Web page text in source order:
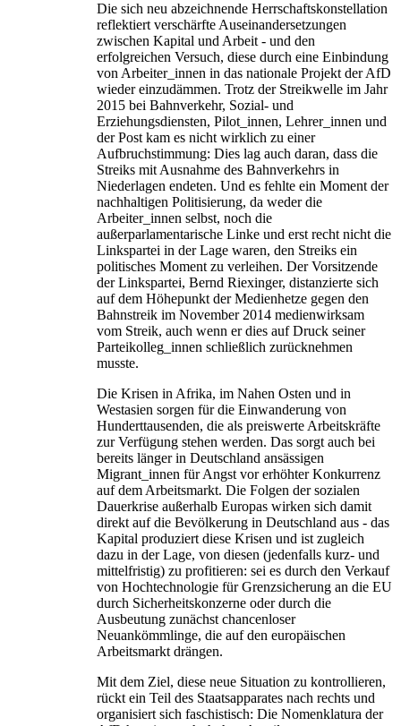
Die sich neu abzeichnende Herrschaftskonstellation
reflektiert verschärfte Auseinandersetzungen
zwischen Kapital und Arbeit - und den
erfolgreichen Versuch, diese durch eine Einbindung
von Arbeiter_innen in das nationale Projekt der AfD
wieder einzudämmen. Trotz der Streikwelle im Jahr
2015 bei Bahnverkehr, Sozial- und
Erziehungsdiensten, Pilot_innen, Lehrer_innen und
der Post kam es nicht wirklich zu einer
Aufbruchstimmung: Dies lag auch daran, dass die
Streiks mit Ausnahme des Bahnverkehrs in
Niederlagen endeten. Und es fehlte ein Moment der
nachhaltigen Politisierung, da weder die
Arbeiter_innen selbst, noch die
außerparlamentarische Linke und erst recht nicht die
Linkspartei in der Lage waren, den Streiks ein
politisches Moment zu verleihen. Der Vorsitzende
der Linkspartei, Bernd Riexinger, distanzierte sich
auf dem Höhepunkt der Medienhetze gegen den
Bahnstreik im November 2014 medienwirksam
vom Streik, auch wenn er dies auf Druck seiner
Parteikolleg_innen schließlich zurücknehmen
musste.
Die Krisen in Afrika, im Nahen Osten und in
Westasien sorgen für die Einwanderung von
Hunderttausenden, die als preiswerte Arbeitskräfte
zur Verfügung stehen werden. Das sorgt auch bei
bereits länger in Deutschland ansässigen
Migrant_innen für Angst vor erhöhter Konkurrenz
auf dem Arbeitsmarkt. Die Folgen der sozialen
Dauerkrise außerhalb Europas wirken sich damit
direkt auf die Bevölkerung in Deutschland aus - das
Kapital produziert diese Krisen und ist zugleich
dazu in der Lage, von diesen (jedenfalls kurz- und
mittelfristig) zu profitieren: sei es durch den Verkauf
von Hochtechnologie für Grenzsicherung an die EU
durch Sicherheitskonzerne oder durch die
Ausbeutung zunächst chancenloser
Neuankömmlinge, die auf den europäischen
Arbeitsmarkt drängen.
Mit dem Ziel, diese neue Situation zu kontrollieren,
rückt ein Teil des Staatsapparates nach rechts und
organisiert sich faschistisch: Die Nomenklatura der